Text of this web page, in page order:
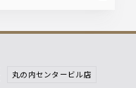
丸の内センタービル店